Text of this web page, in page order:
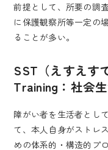
前提として、所要の調
に保護観察所等一定の
ることが多い。
SST（えすえす
Training：社会
障がい者を生活者とし
て、本人自身がストレ
めの体系的・構造的プ